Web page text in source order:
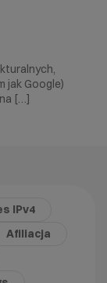
jak Google)
[…]
IPv4
Afiliacja